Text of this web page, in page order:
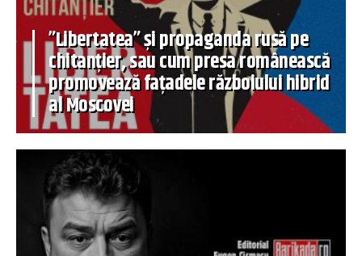
”Libertatea” și propaganda rusă pe
chitanțier, sau cum presa românească
promovează fațadele războiului hibrid
al Moscovei